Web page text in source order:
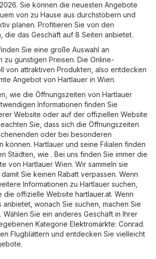
Sie können die neuesten Angebote
von zu Hause aus durchstöbern und
planen. Profitieren Sie von den
die das Geschäft auf 8 Seiten anbietet.
Sie eine große Auswahl an
zu günstigen Preisen. Die Online-
von attraktiven Produkten, also entdecken
Angebot von Hartlauer in Wien.
wie die Öffnungszeiten von Hartlauer
Informationen finden Sie
Website oder auf der offiziellen Website
Sie, dass sich die Öffnungszeiten
oder bei besonderen
können. Hartlauer und seine Filialen finden
Städten, wie . Bei uns finden Sie immer die
von Hartlauer Wien. Wir sammeln sie
Sie keinen Rabatt verpassen. Wenn
Informationen zu Hartlauer suchen,
die offizielle Website hartlauer.at. Wenn
anbietet, wonach Sie suchen, machen Sie
Wählen Sie ein anderes Geschäft in Ihrer
Kategorie Elektromärkte: Conrad.
Flugblättern und entdecken Sie vielleicht